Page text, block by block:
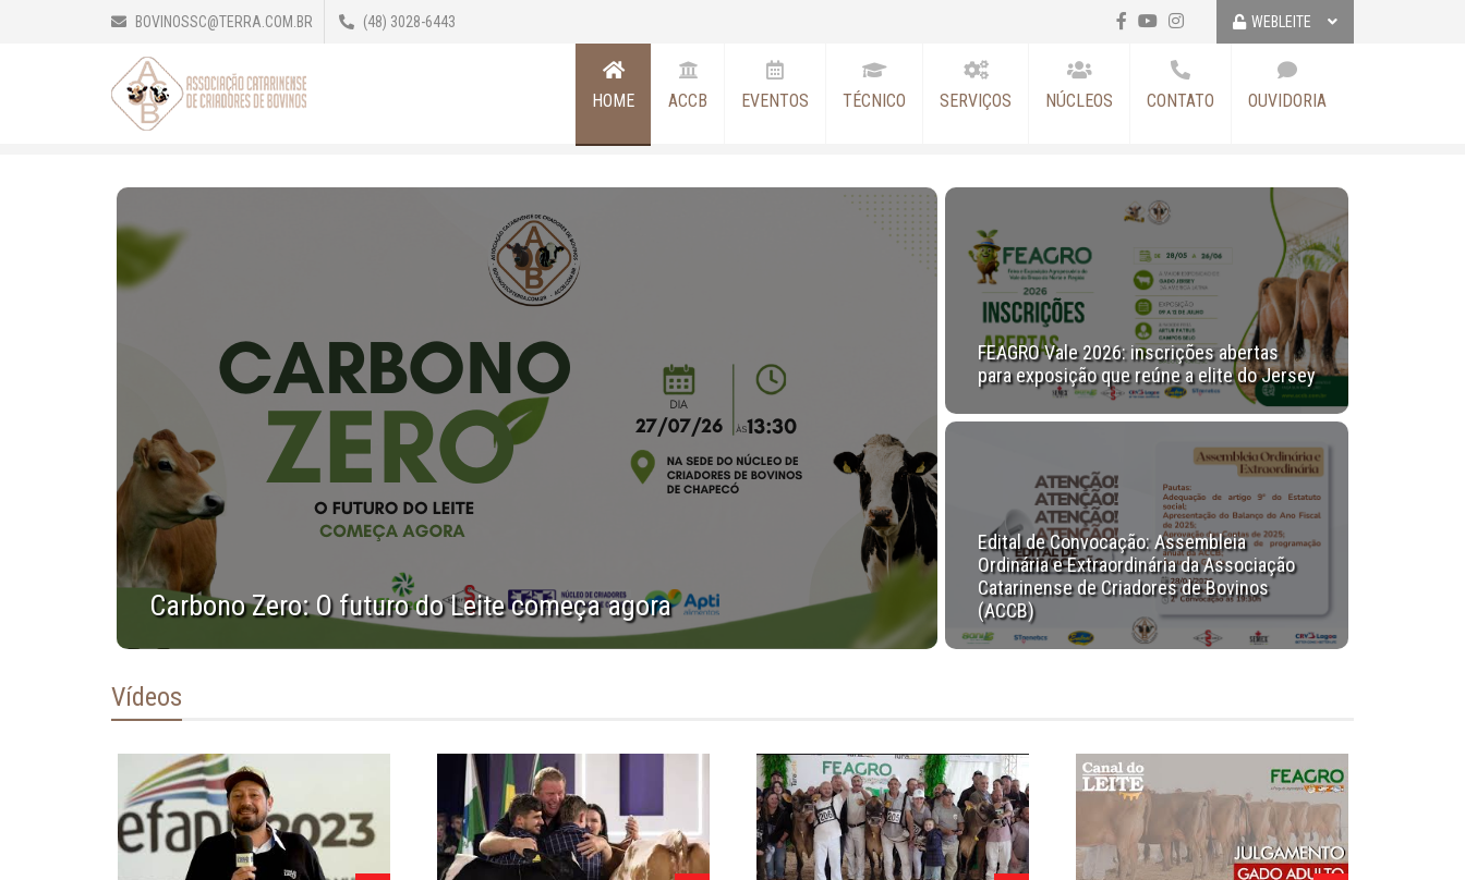
BOVINOSSC@TERRA.COM.BR (48) 3028-6443 WEBLEITE
HOME ACCB EVENTOS TÉCNICO SERVIÇOS NÚCLEOS CONTATO OUVIDORIA
Carbono Zero: O futuro do Leite começa agora
FEAGRO Vale 2026: inscrições abertas
para exposição que reúne a elite do Jersey
Edital de Convocação: Assembleia
Ordinária e Extraordinária da Associação
Catarinense de Criadores de Bovinos
(ACCB)
Vídeos